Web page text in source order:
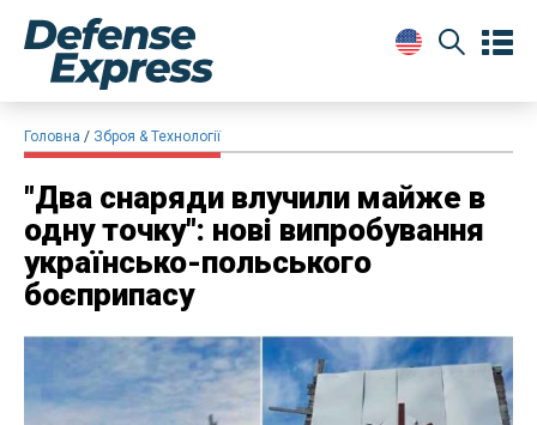
Головна Зброя & Технології
"Два снаряди влучили майже в
одну точку": нові випробування
українсько-польського
боєприпасу